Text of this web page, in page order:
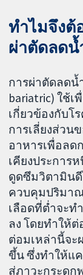
ทำไมจึงต้
ผ่าตัดลด
การผ่าตัดลดน้
bariatric) ใช้
เกี่ยวข้องกับโ
การเลี่ยงส่วน
อาหารเพื่อลด
เคียงประการ
ดูดซึมวิตามิน
ควบคุมปริมา
เลือดที่ต่ำจะท
ลง โดยทำให้
ต่อมเหล่านี้จะ
ขึ้น ซึ่งทำให้แ
สู่ภาวะกระดู